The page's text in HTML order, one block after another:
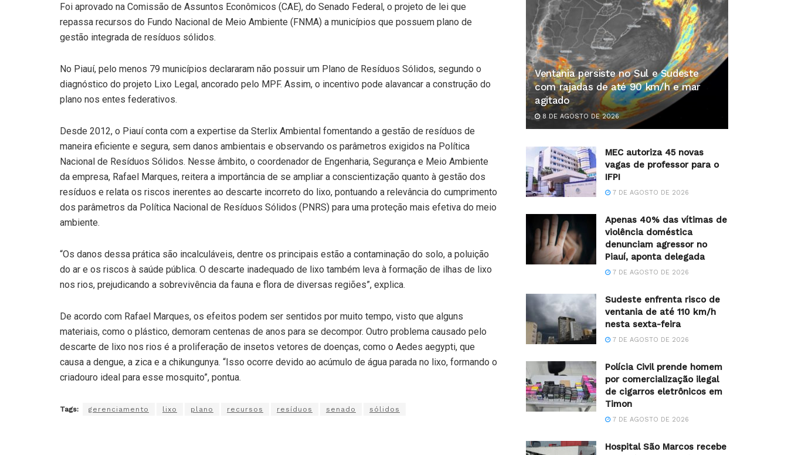
Foi aprovado na Comissão de Assuntos Econômicos (CAE), do Senado Federal, o projeto de lei que
repassa recursos do Fundo Nacional de Meio Ambiente (FNMA) a municípios que possuem plano de
gestão integrada de resíduos sólidos.
No Piauí, pelo menos 79 municípios declararam não possuir um Plano de Resíduos Sólidos, segundo o
diagnóstico do projeto Lixo Legal, ancorado pelo MPF. Assim, o incentivo pode alavancar a construção do
plano nos entes federativos.
Desde 2012, o Piauí conta com a expertise da Sterlix Ambiental fomentando a gestão de resíduos de
maneira eficiente e segura, sem danos ambientais e observando os parâmetros exigidos na Política
Nacional de Resíduos Sólidos. Nesse âmbito, o coordenador de Engenharia, Segurança e Meio Ambiente
da empresa, Rafael Marques, reitera a importância de se ampliar a conscientização quanto à gestão dos
resíduos e relata os riscos inerentes ao descarte incorreto do lixo, pontuando a relevância do cumprimento
dos parâmetros da Política Nacional de Resíduos Sólidos (PNRS) para uma proteção mais efetiva do meio
ambiente.
“Os danos dessa prática são incalculáveis, dentre os principais estão a contaminação do solo, a poluição
do ar e os riscos à saúde pública. O descarte inadequado de lixo também leva à formação de ilhas de lixo
nos rios, prejudicando a sobrevivência da fauna e flora de diversas regiões”, explica.
De acordo com Rafael Marques, os efeitos podem ser sentidos por muito tempo, visto que alguns
materiais, como o plástico, demoram centenas de anos para se decompor. Outro problema causado pelo
descarte de lixo nos rios é a proliferação de insetos vetores de doenças, como o Aedes aegypti, que
causa a dengue, a zica e a chikungunya. “Isso ocorre devido ao acúmulo de água parada no lixo, formando o
criadouro ideal para esse mosquito”, pontua.
Tags: gerenciamento lixo plano recursos resíduos senado sólidos
Ventania persiste no Sul e Sudeste
com rajadas de até 90 km/h e mar
agitado
8 DE AGOSTO DE 2026
MEC autoriza 45 novas
vagas de professor para o
IFPI
7 DE AGOSTO DE 2026
Apenas 40% das vítimas de
violência doméstica
denunciam agressor no
Piauí, aponta delegada
7 DE AGOSTO DE 2026
Sudeste enfrenta risco de
ventania de até 110 km/h
nesta sexta-feira
7 DE AGOSTO DE 2026
Polícia Civil prende homem
por comercialização ilegal
de cigarros eletrônicos em
Timon
7 DE AGOSTO DE 2026
Hospital São Marcos recebe